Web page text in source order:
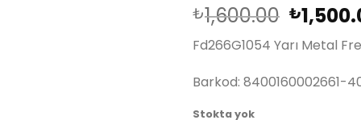
₺1,600.00 Orijinal
fiyat:
₺
Fd266G1054 Yarı Metal
Barkod: 8400160002661-
Stokta yok